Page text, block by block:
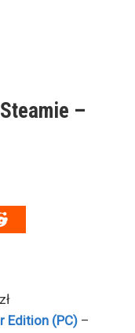
–
Edition (PC) –